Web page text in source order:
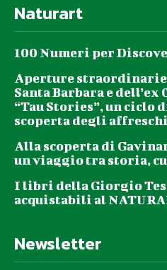
Naturart
100 Numeri per
Aperture straordinarie
Santa Barbara e dell’ex
“Tau Stories”, un ciclo
scoperta degli
Alla scoperta di
un viaggio tra storia,
I libri della Giorgio
acquistabili al
Newsletter